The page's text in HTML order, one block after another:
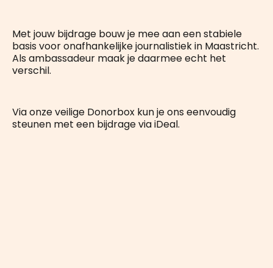
Met jouw bijdrage bouw je mee aan een stabiele
basis voor onafhankelijke journalistiek in Maastricht.
Als ambassadeur maak je daarmee echt het
verschil.
Via onze veilige Donorbox kun je ons eenvoudig
steunen met een bijdrage via iDeal.